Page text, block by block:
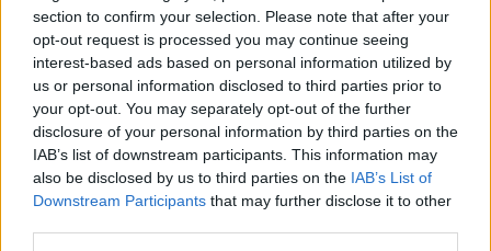
section to confirm your selection. Please note that after your
opt-out request is processed you may continue seeing
interest-based ads based on personal information utilized by
us or personal information disclosed to third parties prior to
your opt-out. You may separately opt-out of the further
disclosure of your personal information by third parties on the
IAB’s list of downstream participants. This information may
also be disclosed by us to third parties on the IAB’s List of
Downstream Participants that may further disclose it to other
κατανόηση και λιγότερες αντιδράσεις.
AstroTip:Μην παίρνεις προσωπικά κάθε ψυχρή ή
απότομη συμπεριφορά των άλλων.
Λέων – Πίεση στην καθημερινότητα και